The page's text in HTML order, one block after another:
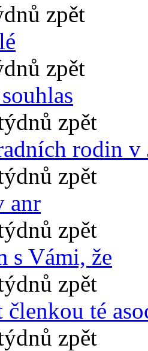
zpět
zpět
zpět
rodin v
zpět
anr
zpět
s Vámi, že
zpět
členkou té
zpět